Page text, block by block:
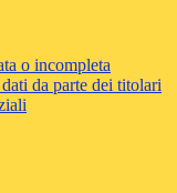
o incompleta
da parte dei titolari